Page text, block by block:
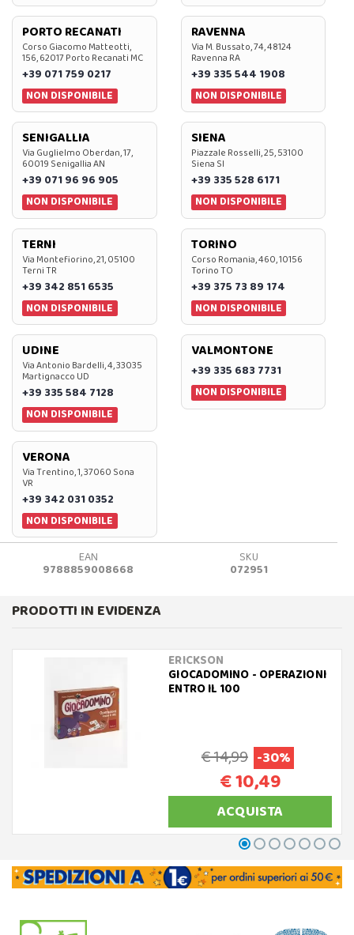
PORTO RECANATI
Corso Giacomo Matteotti,
156, 62017 Porto Recanati MC
+39 071 759 0217
NON DISPONIBILE
RAVENNA
Via M. Bussato, 74, 48124
Ravenna RA
+39 335 544 1908
NON DISPONIBILE
SENIGALLIA
Via Guglielmo Oberdan, 17,
60019 Senigallia AN
+39 071 96 96 905
NON DISPONIBILE
SIENA
Piazzale Rosselli, 25, 53100
Siena SI
+39 335 528 6171
NON DISPONIBILE
TERNI
Via Montefiorino, 21, 05100
Terni TR
+39 342 851 6535
NON DISPONIBILE
TORINO
Corso Romania, 460, 10156
Torino TO
+39 375 73 89 174
NON DISPONIBILE
UDINE
Via Antonio Bardelli, 4, 33035
Martignacco UD
+39 335 584 7128
NON DISPONIBILE
VALMONTONE
+39 335 683 7731
NON DISPONIBILE
VERONA
Via Trentino, 1, 37060 Sona
VR
+39 342 031 0352
NON DISPONIBILE
EAN
9788859008668
SKU
072951
PRODOTTI IN EVIDENZA
ERICKSON
GIOCADOMINO - OPERAZIONI
ENTRO IL 100
€ 14,99 -30%
€ 10,49
ACQUISTA